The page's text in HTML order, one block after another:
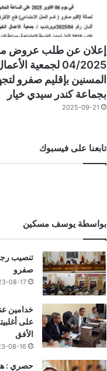
إعلان عن طلب عروض
04/2025 لجمعية
المسنين بإقليم صفرو
بجماعة كندر سيدي خيار
2025-09-21
تابعنا على فيسبوك
بواسطة يوسف مسكين
تنصيب
صفرو
08-17
خدامين
على
الأفق
08-16
حصري :